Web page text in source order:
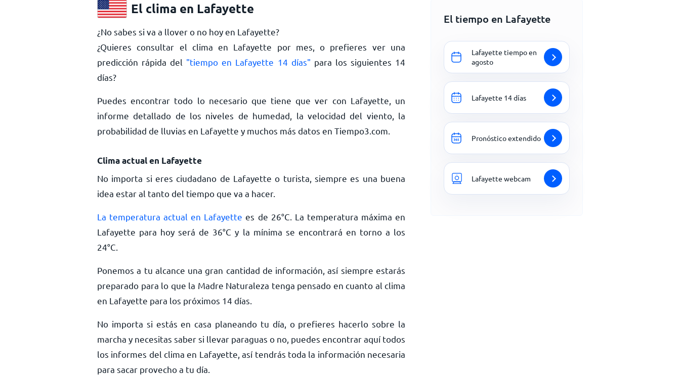
El clima en Lafayette
¿No sabes si va a llover o no hoy en Lafayette?
¿Quieres consultar el clima en Lafayette por mes, o prefieres ver una
predicción rápida del "tiempo en Lafayette 14 días" para los siguientes 14
días?
Puedes encontrar todo lo necesario que tiene que ver con Lafayette, un
informe detallado de los niveles de humedad, la velocidad del viento, la
probabilidad de lluvias en Lafayette y muchos más datos en Tiempo3.com.
Clima actual en Lafayette
No importa si eres ciudadano de Lafayette o turista, siempre es una buena
idea estar al tanto del tiempo que va a hacer.
La temperatura actual en Lafayette es de 26°C . La temperatura máxima en
Lafayette para hoy será de 36°C y la mínima se encontrará en torno a los
24°C
Ponemos a tu alcance una gran cantidad de información, así siempre estarás
preparado para lo que la Madre Naturaleza tenga pensado en cuanto al clima
en Lafayette para los próximos 14 días.
No importa si estás en casa planeando tu día, o prefieres hacerlo sobre la
marcha y necesitas saber si llevar paraguas o no, puedes encontrar aquí todos
los informes del clima en Lafayette, así tendrás toda la información necesaria
para sacar provecho a tu día.
El tiempo en Lafayette
Lafayette tiempo en
agosto
Lafayette 14 días
Pronóstico extendido
Lafayette webcam